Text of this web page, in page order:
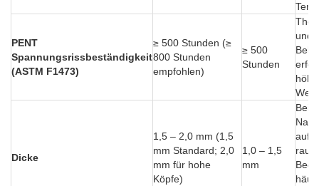
PENT
Spannungsrissbeständigkeit
(ASTM F1473)
≥ 500 Stunden (≥
800 Stunden
empfohlen)
≥ 500
Stunden
und
Wert.
Dicke
1,5 – 2,0 mm (1,5
mm Standard; 2,0
mm für hohe
Köpfe)
1,0 – 1,5
mm
Bei